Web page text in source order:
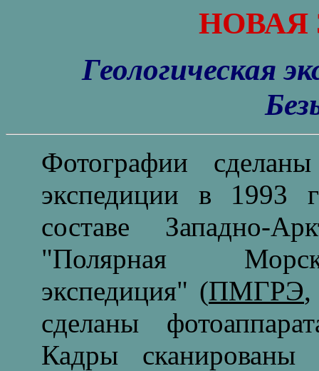
НОВАЯ
Геологическая
Фотографии
экспедиции в 1993
составе Западно-
"Полярная
экспедиция" (ПМГРЭ,
сделаны
Кадры